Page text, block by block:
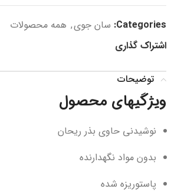
Categories: سان جوی, همه محصولات
اشتراک گذاری
توضیحات
ویژگیهای محصول
نوشیدنی حاوی بذر ریحان
بدون مواد نگهدارنده
پاستوریزه شده